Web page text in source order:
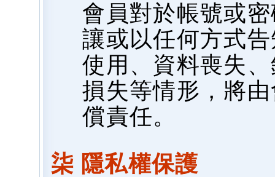
會員對於帳號或
讓或以任何方式
使用、資料喪失
損失等情形，將
償責任。
柒 隱私權保護